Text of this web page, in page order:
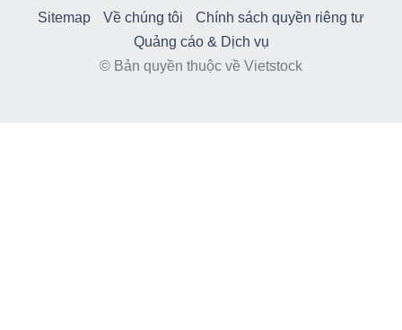
Sitemap Về chúng tôi
Chính sách quyền riêng tư
Quảng cáo & Dịch vụ
© Bản quyền thuộc về Vietstock